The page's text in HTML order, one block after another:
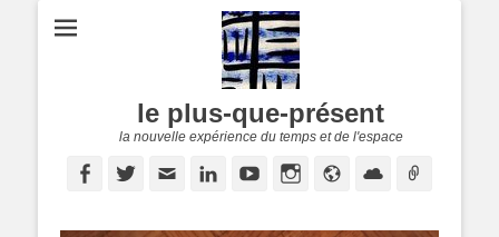
le plus-que-présent
la nouvelle expérience du temps et de l'espace
FacebookTwitter LinkedinYouTubeInstagram
Site
Cloud